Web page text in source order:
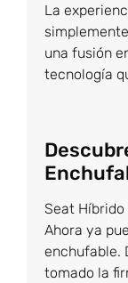
La
una fusión
tecnología
Seat Híbrido
Ahora ya
enchufable.
tomado la